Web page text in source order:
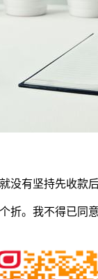
没有坚持先收款后
。我不得已